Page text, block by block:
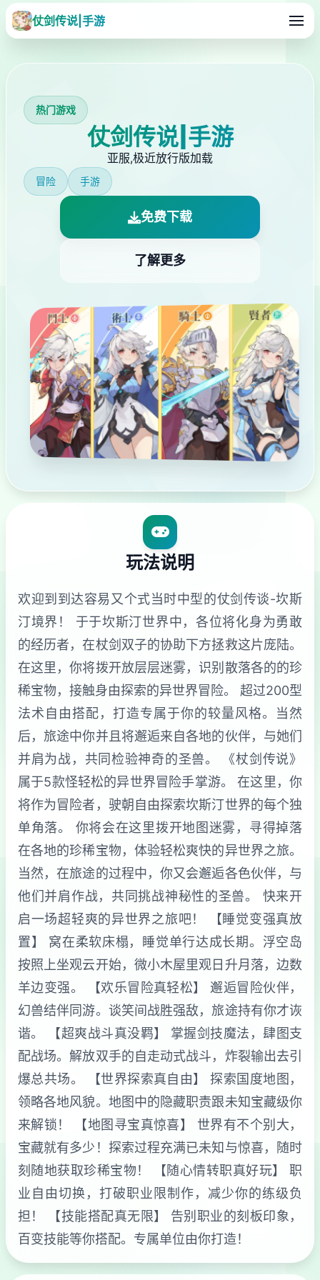
仗剑传说|手游
热门游戏
仗剑传说|手游
亚服,极近放行版加载
冒险 手游
免费下载
了解更多
玩法说明
欢迎到到达容易又个式当时中型的仗剑传谈-坎斯
汀境界！ 于于坎斯汀世界中，各位将化身为勇敢
的经历者，在杖剑双子的协助下方拯救这片庞陆。
在这里，你将拨开放层层迷雾，识别散落各的的珍
稀宝物，接触身由探索的异世界冒险。 超过200型
法术自由搭配，打造专属于你的较量风格。当然
后，旅途中你并且将邂逅来自各地的伙伴，与她们
并肩为战，共同检验神奇的圣兽。 《杖剑传说》
属于5款怪轻松的异世界冒险手掌游。 在这里，你
将作为冒险者，驶朝自由探索坎斯汀世界的每个独
单角落。 你将会在这里拨开地图迷雾，寻得掉落
在各地的珍稀宝物，体验轻松爽快的异世界之旅。
当然，在旅途的过程中，你又会邂逅各色伙伴，与
他们并肩作战，共同挑战神秘性的圣兽。 快来开
启一场超轻爽的异世界之旅吧！ 【睡觉变强真放
置】 窝在柔软床榻，睡觉单行达成长期。浮空岛
按照上坐观云开始，微小木屋里观日升月落，边数
羊边变强。 【欢乐冒险真轻松】 邂逅冒险伙伴，
幻兽结伴同游。谈笑间战胜强敌，旅途持有你才诙
谐。 【超爽战斗真没羁】 掌握剑技魔法，肆图支
配战场。解放双手的自走动式战斗，炸裂输出去引
爆总共场。 【世界探索真自由】 探索国度地图，
领略各地风貌。地图中的隐藏职责跟未知宝藏级你
来解锁！ 【地图寻宝真惊喜】 世界有不个别大，
宝藏就有多少！探索过程充满已未知与惊喜，随时
刻随地获取珍稀宝物！ 【随心情转职真好玩】 职
业自由切换，打破职业限制作，减少你的练级负
担！ 【技能搭配真无限】 告别职业的刻板印象，
百变技能等你搭配。专属单位由你打造！